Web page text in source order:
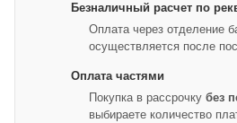
Безналичный расчет по
Оплата через отделение
осуществляется после
Оплата частями
Покупка в рассрочку без
выбираете количество